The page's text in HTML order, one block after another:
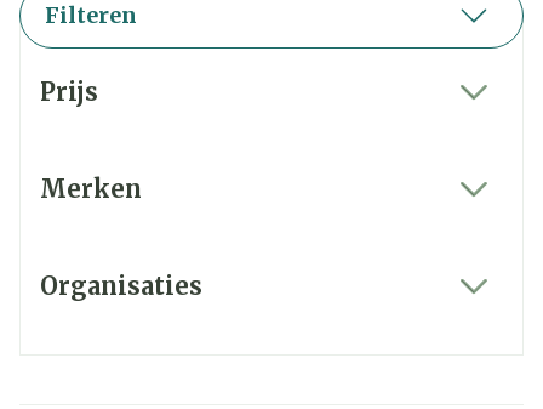
Filteren
Prijs
Merken
Organisaties